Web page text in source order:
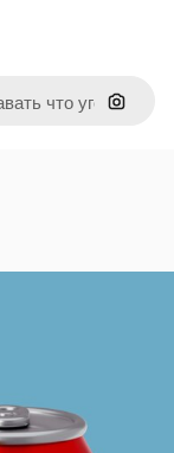
Поиск